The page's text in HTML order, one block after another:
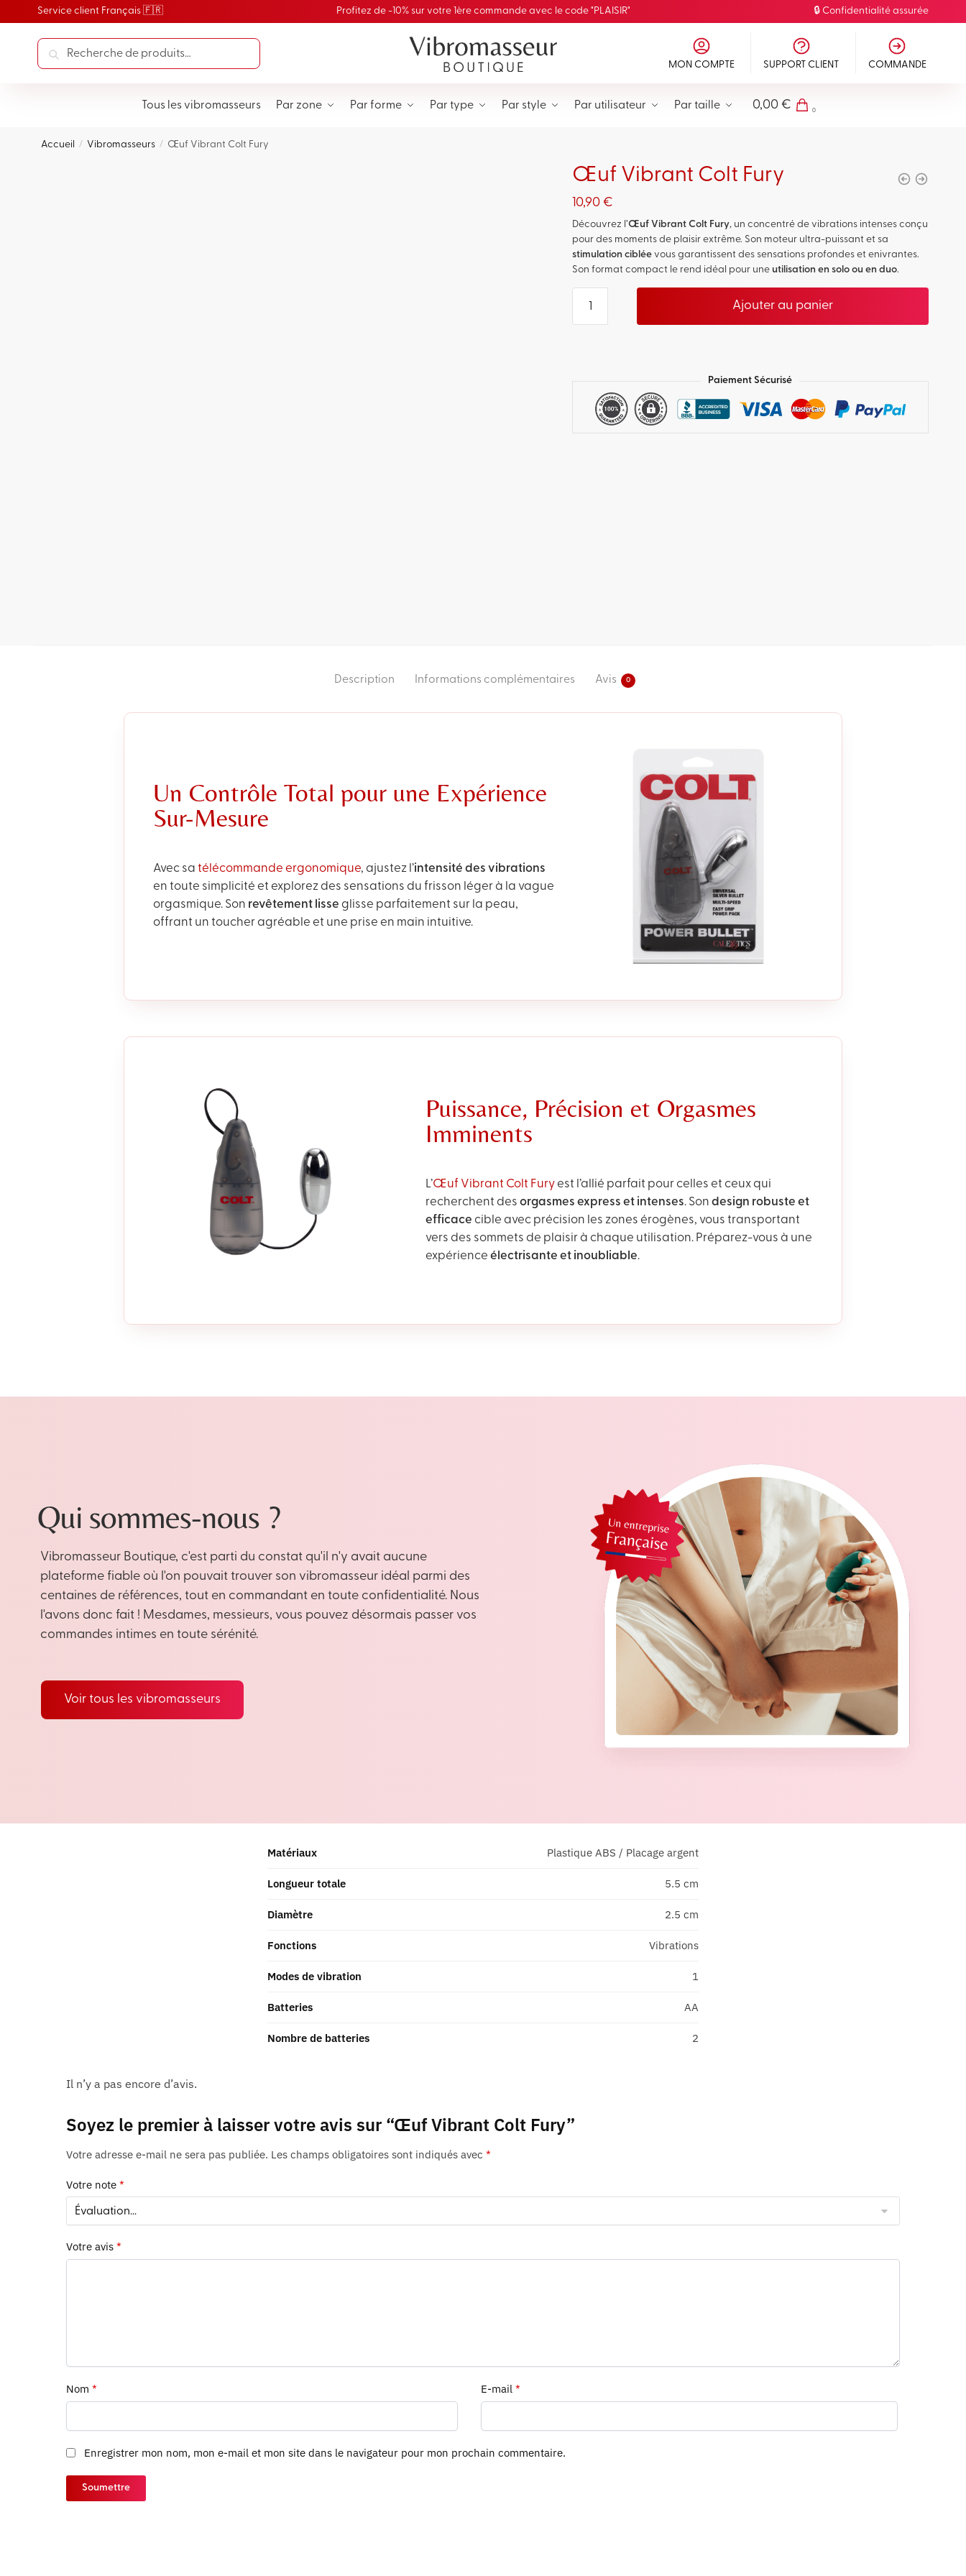
Service client Français 🇫🇷 Profitez de -10% sur votre 1ère commande avec le code "PLAISIR" 🔒 Confidentialité assurée
Recherche
MON COMPTE SUPPORT CLIENT COMMANDE
Tous les vibromasseurs Par zone Par forme Par type Par style Par utilisateur Par taille 0,00 € 0
Accueil / Vibromasseurs / Œuf Vibrant Colt Fury
Œuf Vibrant Colt Fury
10,90 €
Découvrez l’Œuf Vibrant Colt Fury, un concentré de vibrations intenses conçu
pour des moments de plaisir extrême. Son moteur ultra-puissant et sa
stimulation ciblée vous garantissent des sensations profondes et enivrantes.
Son format compact le rend idéal pour une utilisation en solo ou en duo.
Ajouter au panier
Paiement Sécurisé
Description Informations complémentaires Avis 0
Un Contrôle Total pour une Expérience
Sur-Mesure
Avec sa télécommande ergonomique, ajustez l’intensité des vibrations
en toute simplicité et explorez des sensations du frisson léger à la vague
orgasmique. Son revêtement lisse glisse parfaitement sur la peau,
offrant un toucher agréable et une prise en main intuitive.
Puissance, Précision et Orgasmes
Imminents
L’Œuf Vibrant Colt Fury est l’allié parfait pour celles et ceux qui
recherchent desorgasmes express et intenses. Sondesign robuste et
efficace cible avec précision les zones érogènes, vous transportant
vers des sommets de plaisir à chaque utilisation. Préparez-vous à une
expérienceélectrisante et inoubliable.
Qui sommes-nous ?
Vibromasseur Boutique, c'est parti du constat qu'il n'y avait aucune
plateforme fiable où l'on pouvait trouver son vibromasseur idéal parmi des
centaines de références, tout en commandant en toute confidentialité. Nous
l'avons donc fait ! Mesdames, messieurs, vous pouvez désormais passer vos
commandes intimes en toute sérénité.
Voir tous les vibromasseurs
Matériaux Plastique ABS / Placage argent
Longueur totale 5.5 cm
Diamètre 2.5 cm
Fonctions Vibrations
Modes de vibration 1
Batteries AA
Nombre de batteries 2
Il n’y a pas encore d’avis.
Soyez le premier à laisser votre avis sur “Œuf Vibrant Colt Fury”
Votre adresse e-mail ne sera pas publiée. Les champs obligatoires sont indiqués avec *
Votre note *
Votre avis *
Nom * E-mail *
Enregistrer mon nom, mon e-mail et mon site dans le navigateur pour mon prochain commentaire.